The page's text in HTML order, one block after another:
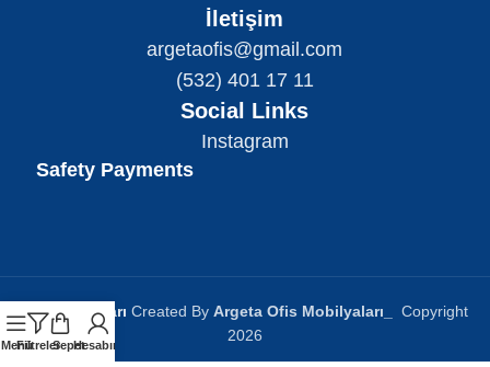
İletişim
argetaofis@gmail.com
(532) 401 17 11
Social Links
Instagram
Safety Payments
Ofis Bankoları Created ByArgeta Ofis Mobilyaları
Copyright
2026
MenüFiltrelerSepetHesabım